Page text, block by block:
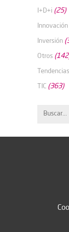
I+D+i (25)
Innovación
Inversión
Otros
Tendencias
TIC (363)